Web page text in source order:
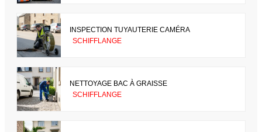
INSPECTION TUYAUTERIE CAMÉRA
SCHIFFLANGE
NETTOYAGE BAC À GRAISSE
SCHIFFLANGE